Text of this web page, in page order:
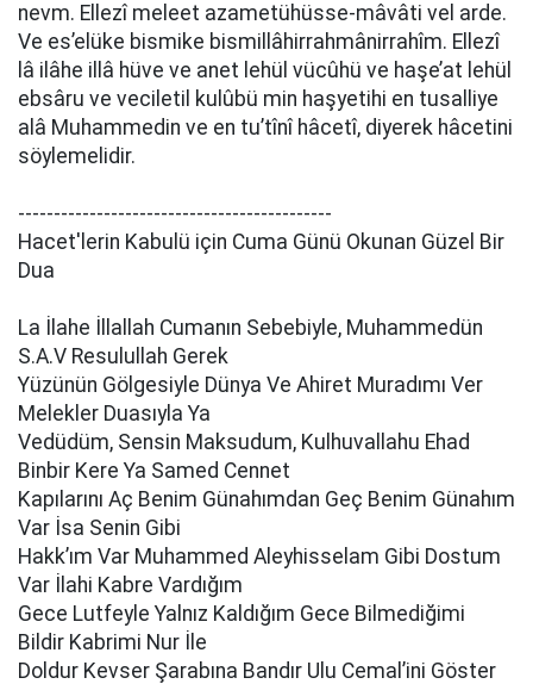
nevm. Ellezî meleet azametühüsse-mâvâti vel arde.
Ve es’elüke bismike bismillâhirrahmânirrahîm. Ellezî
lâ ilâhe illâ hüve ve anet lehül vücûhü ve haşe’at lehül
ebsâru ve veciletil kulûbü min haşyetihi en tusalliye
alâ Muhammedin ve en tu’tînî hâcetî, diyerek hâcetini
söylemelidir.
--------------------------------------------
Hacet'lerin Kabulü için Cuma Günü Okunan Güzel Bir
Dua
La İlahe İllallah Cumanın Sebebiyle, Muhammedün
S.A.V Resulullah Gerek
Yüzünün Gölgesiyle Dünya Ve Ahiret Muradımı Ver
Melekler Duasıyla Ya
Vedüdüm, Sensin Maksudum, Kulhuvallahu Ehad
Binbir Kere Ya Samed Cennet
Kapılarını Aç Benim Günahımdan Geç Benim Günahım
Var İsa Senin Gibi
Hakk’ım Var Muhammed Aleyhisselam Gibi Dostum
Var İlahi Kabre Vardığım
Gece Lutfeyle Yalnız Kaldığım Gece Bilmediğimi
Bildir Kabrimi Nur İle
Doldur Kevser Şarabına Bandır Ulu Cemal’ini Göster